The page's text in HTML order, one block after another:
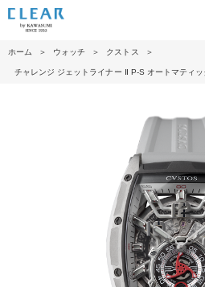
ホーム ＞ ウォッチ ＞ クストス ＞
チャレンジ ジェットライナー Ⅱ P-S オートマティッ